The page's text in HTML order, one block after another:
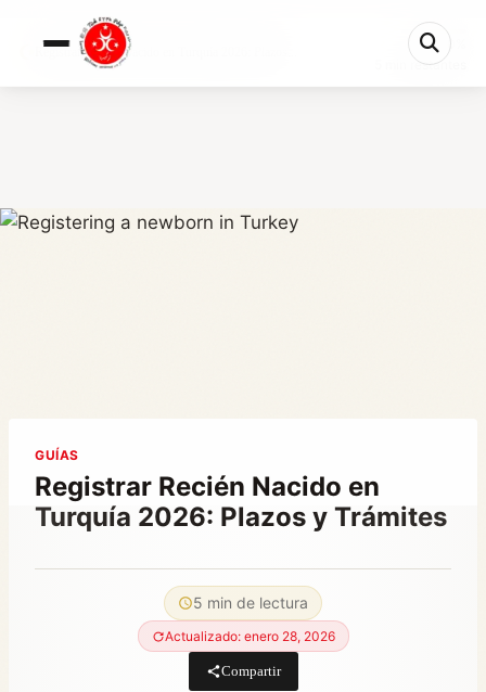
Registrar Recién Nacido en Turquía 2026: Plazos...
5 min restantes
GUÍAS
Registrar Recién Nacido en
Turquía 2026: Plazos y Trámites
5 min de lectura
Actualizado: enero 28, 2026
Compartir